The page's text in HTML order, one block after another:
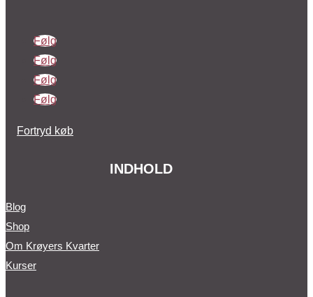
Følg
Følg
Følg
Følg
Fortryd køb
INDHOLD
Blog
Shop
Om Krøyers Kvarter
Kurser